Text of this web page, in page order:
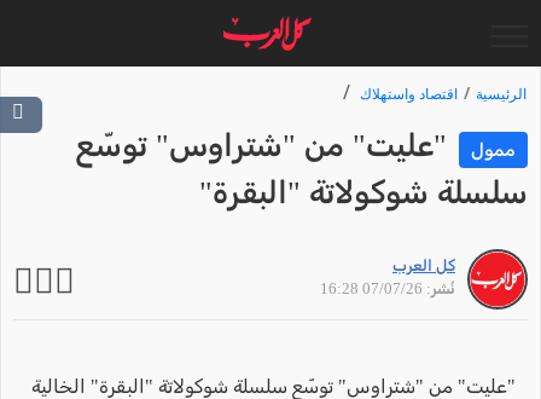
الرئيسية اقتصاد واستهلاك
ممول
"عليت" من "شتراوس" توسّع
سلسلة شوكولاتة "البقرة"
كل العرب
نُشر: 07/07/26 16:28
"عليت" من "شتراوس" توسّع سلسلة شوكولاتة "البقرة" الخالية